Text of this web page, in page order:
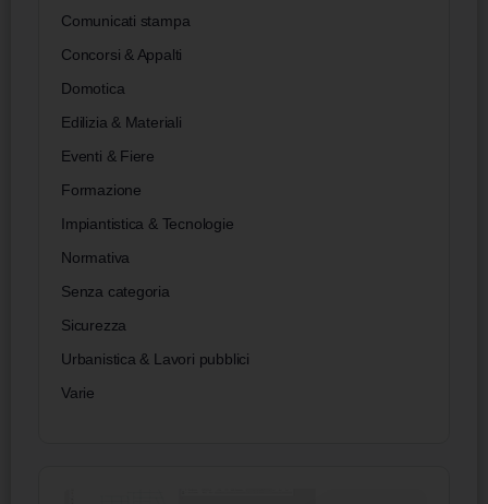
Comunicati stampa
Concorsi & Appalti
Domotica
Edilizia & Materiali
Eventi & Fiere
Formazione
Impiantistica & Tecnologie
Normativa
Senza categoria
Sicurezza
Urbanistica & Lavori pubblici
Varie